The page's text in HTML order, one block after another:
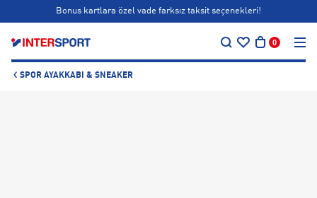
Bonus kartlara özel vade farksız taksit seçenekleri!
0
SPOR AYAKKABI & SNEAKER